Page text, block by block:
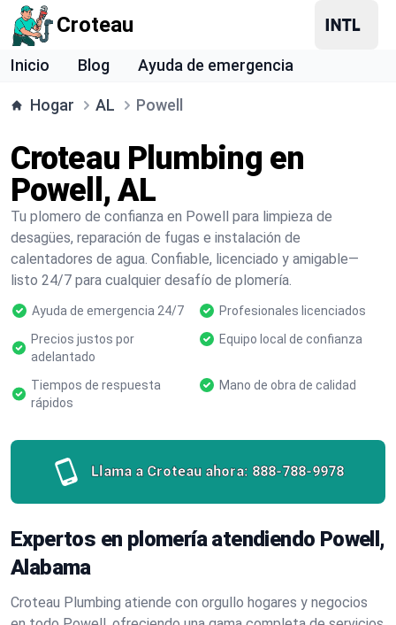
Croteau
Inicio Blog Ayuda de emergencia
Hogar AL Powell
Croteau Plumbing en
Powell, AL
Tu plomero de confianza en Powell para limpieza de
desagües, reparación de fugas e instalación de
calentadores de agua. Confiable, licenciado y amigable—
listo 24/7 para cualquier desafío de plomería.
Ayuda de emergencia 24/7
Profesionales licenciados
Precios justos por
adelantado
Equipo local de confianza
Tiempos de respuesta
rápidos
Mano de obra de calidad
Llama a Croteau ahora: 888-788-9978
Expertos en plomería atendiendo Powell,
Alabama
Croteau Plumbing atiende con orgullo hogares y negocios